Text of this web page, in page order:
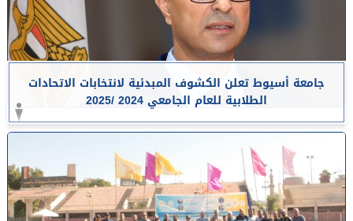
جامعة أسيوط تعلن الكشوف المبدئية لانتخابات الاتحادات
الطلابية للعام الجامعي 2024 /2025